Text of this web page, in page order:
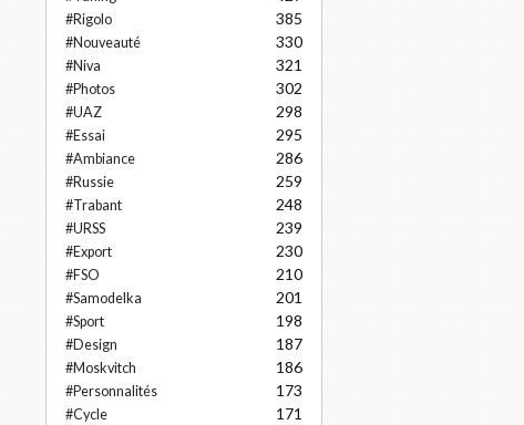
#Rigolo 385
#Nouveauté 330
#Niva 321
#Photos 302
#UAZ 298
#Essai 295
#Ambiance 286
#Russie 259
#Trabant 248
#URSS 239
#Export 230
#FSO 210
#Samodelka 201
#Sport 198
#Design 187
#Moskvitch 186
#Personnalités 173
#Cycle 171